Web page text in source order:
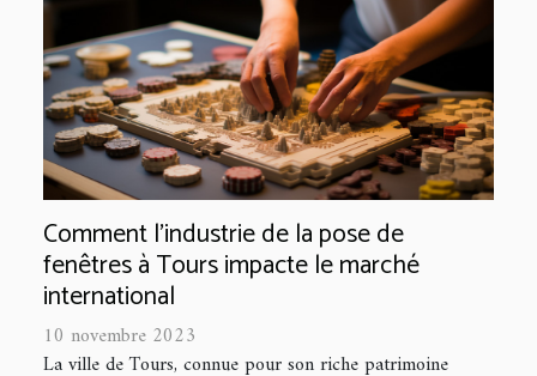
Comment l'industrie de la pose de
fenêtres à Tours impacte le marché
international
10 novembre 2023
La ville de Tours, connue pour son riche patrimoine